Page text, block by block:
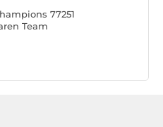
77251
Team